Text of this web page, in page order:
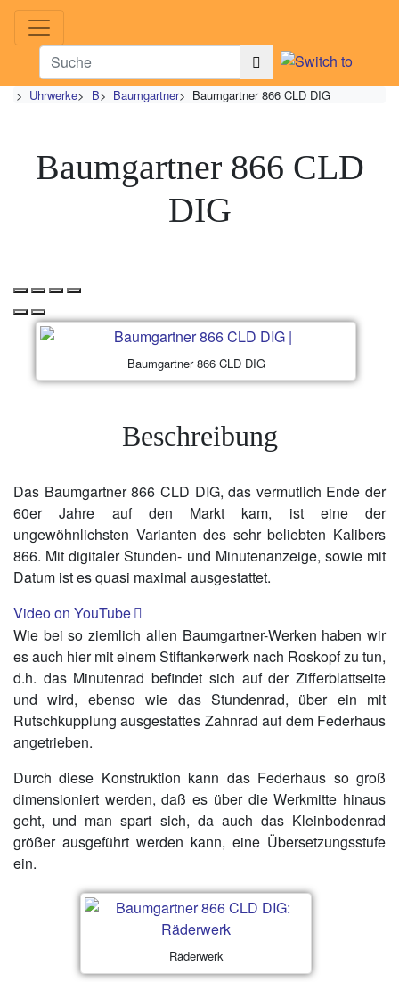
> Uhrwerke> B> Baumgartner> Baumgartner 866 CLD DIG
Baumgartner 866 CLD
DIG
Baumgartner 866 CLD DIG
Beschreibung
Das Baumgartner 866 CLD DIG, das vermutlich Ende der
60er Jahre auf den Markt kam, ist eine der
ungewöhnlichsten Varianten des sehr beliebten Kalibers
866. Mit digitaler Stunden- und Minutenanzeige, sowie mit
Datum ist es quasi maximal ausgestattet.
Video on YouTube
Wie bei so ziemlich allen Baumgartner-Werken haben wir
es auch hier mit einem Stiftankerwerk nach Roskopf zu tun,
d.h. das Minutenrad befindet sich auf der Zifferblattseite
und wird, ebenso wie das Stundenrad, über ein mit
Rutschkupplung ausgestattes Zahnrad auf dem Federhaus
angetrieben.
Durch diese Konstruktion kann das Federhaus so groß
dimensioniert werden, daß es über die Werkmitte hinaus
geht, und man spart sich, da auch das Kleinbodenrad
größer ausgeführt werden kann, eine Übersetzungsstufe
ein.
Räderwerk